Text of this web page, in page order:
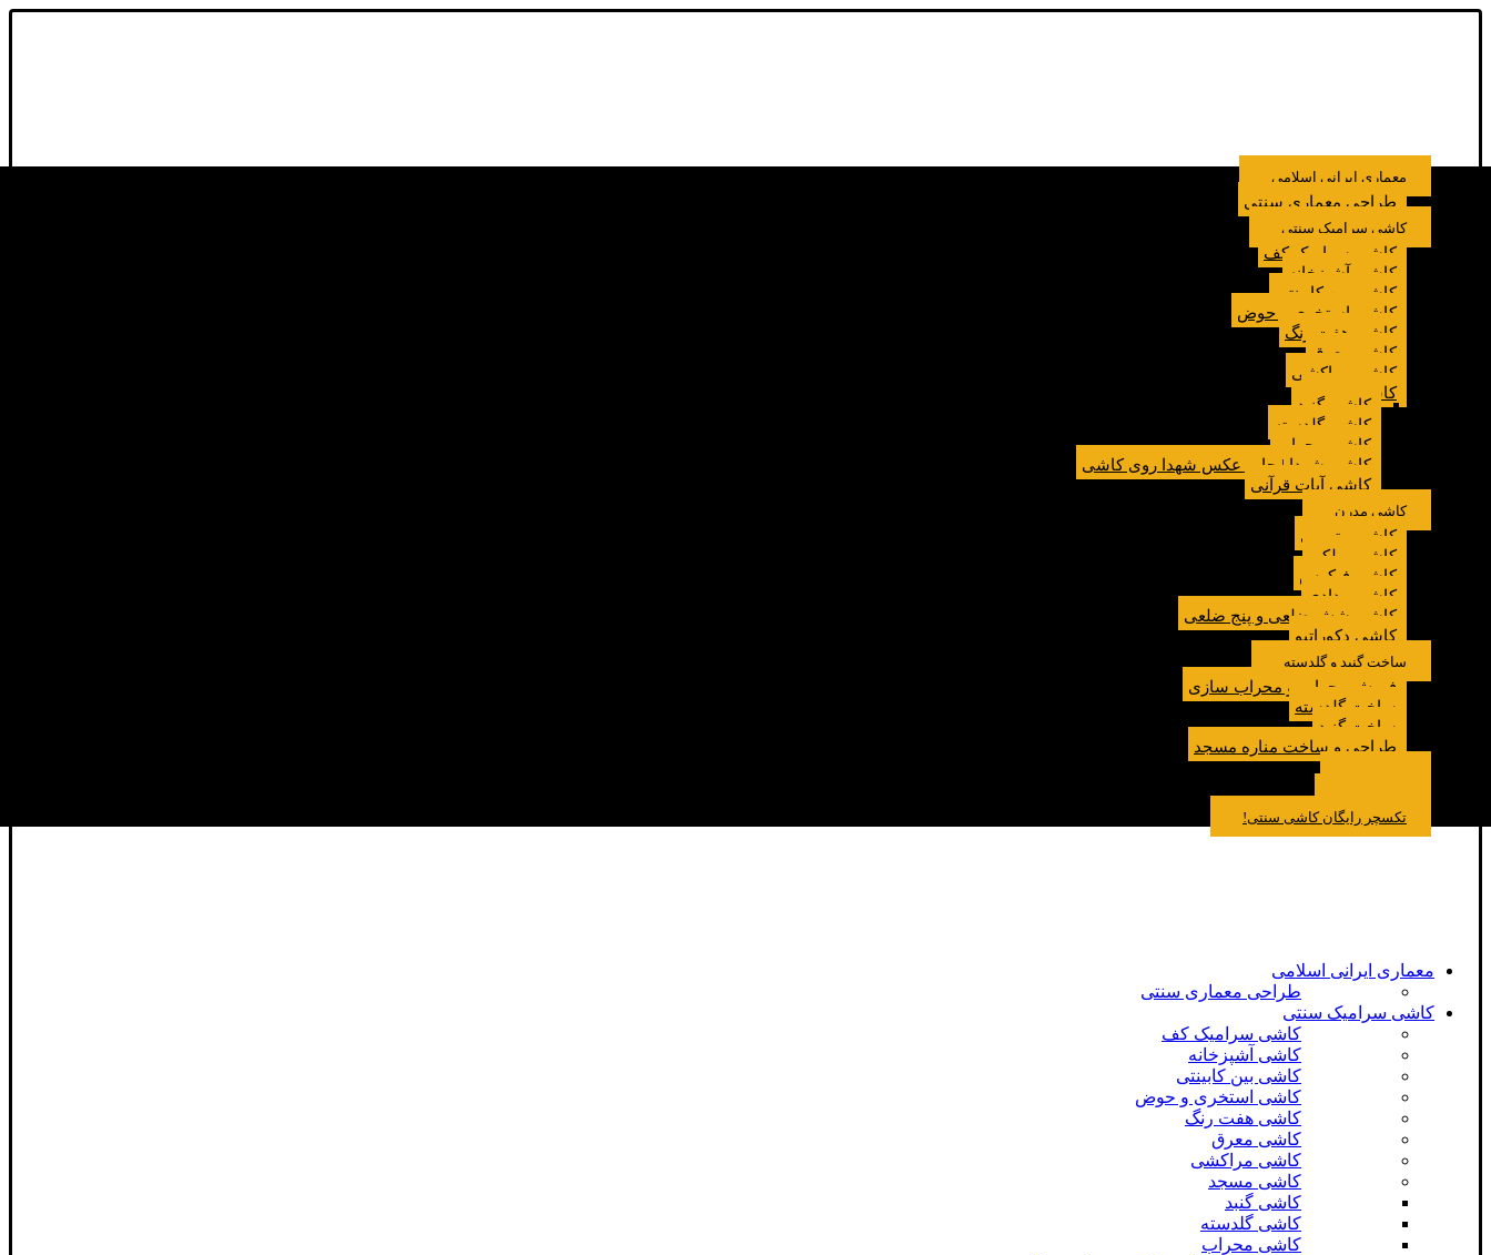
معماری ایرانی اسلامی
طراحی معماری سنتی
کاشی سرامیک سنتی
کاشی سرامیک کف
کاشی آشپزخانه
کاشی بین کابینتی
کاشی استخری و حوض
کاشی هفت رنگ
کاشی معرق
کاشی مراکشی
کاشی مسجد
کاشی گنبد
کاشی گلدسته
کاشی محراب
کاشی شهدا | چاپ عکس شهدا روی کاشی
کاشی آیات قرآنی
کاشی مدرن
کاشی مترویی
کاشی پولکی
کاشی فیکوس
کاشی مدادی
کاشی شش ضلعی و پنج ضلعی
کاشی دکوراتیو
ساخت گنبد و گلدسته
فروش محراب و محراب سازی
ساخت گلدسته
ساخت گنبد
طراحی و ساخت مناره مسجد
تکسچر رایگان کاشی سنتی!
معماری ایرانی اسلامی
طراحی معماری سنتی
کاشی سرامیک سنتی
کاشی سرامیک کف
کاشی آشپزخانه
کاشی بین کابینتی
کاشی استخری و حوض
کاشی هفت رنگ
کاشی معرق
کاشی مراکشی
کاشی مسجد
کاشی گنبد
کاشی گلدسته
کاشی محراب